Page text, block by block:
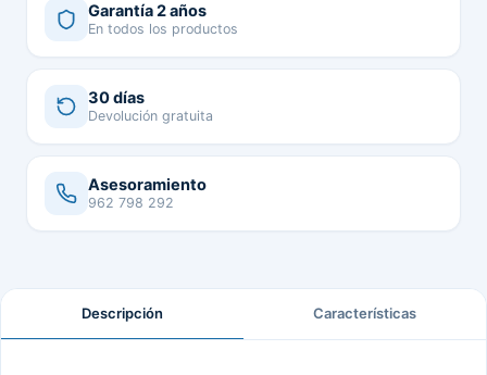
Garantía 2 años
En todos los productos
30 días
Devolución gratuita
Asesoramiento
962 798 292
Descripción Características